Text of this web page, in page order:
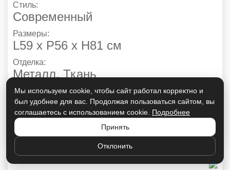
Стиль:
Современный
Размеры:
L59 x P56 x H81 см
Отделка:
Металл,Ткань
Описание:
Мягкий стул с основанием и
подлокотниками
Мы используем cookie, чтобы сайт работал корректно и
был удобнее для вас. Продолжая пользоваться сайтом, вы
соглашаетесь с использованием cookie. Подробнее
Принять
Отклонить